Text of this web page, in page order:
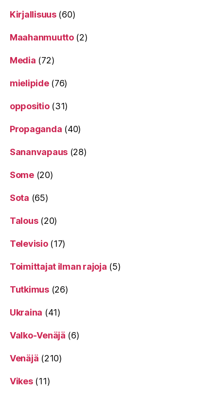
Kirjallisuus(60)
Maahanmuutto(2)
Media (72)
mielipide(76)
oppositio(31)
Propaganda (40)
Sananvapaus (28)
Some(20)
Sota (65)
Talous(20)
Televisio(17)
Toimittajat ilman rajoja (5)
Tutkimus(26)
Ukraina (41)
Valko-Venäjä (6)
Venäjä (210)
Vikes(11)